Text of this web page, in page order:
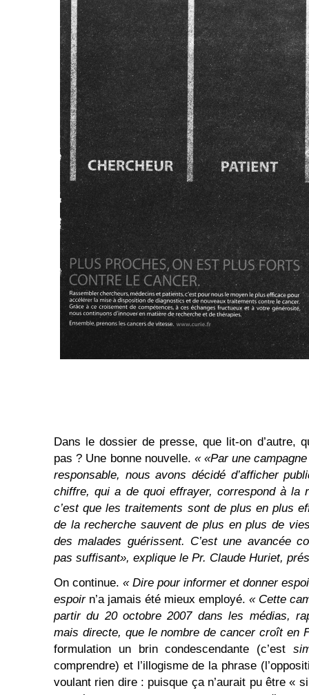
Dans le dossier de presse, que lit-on d’autre,
pas ? Une bonne nouvelle. « «Par une
responsable, nous avons décidé d’afficher
chiffre, qui a de quoi effrayer, correspond à la
c’est que les traitements sont de plus en plus
de la recherche sauvent de plus en plus de
des malades guérissent. C’est une avancée
pas suffisant», explique le Pr. Claude Huriet,
On continue. « Dire pour informer et donner
espoirn’a jamais été mieux employé. « Cette
partir du 20 octobre 2007 dans les médias,
mais directe, que le nombre de cancer croît en
formulation un brin condescendante (c’est
comprendre) et l’illogisme de la phrase
voulant rien dire : puisque ça n’aurait pu être «